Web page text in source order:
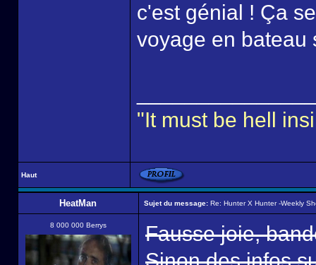
c'est génial ! Ça
voyage en bateau
"It must be hell
Haut
HeatMan Sujet du message: Re: Hunter X Hunter -Weekly
8 000 000 Berrys
Fausse joie,